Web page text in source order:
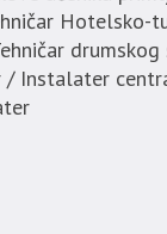
Hotelsko-
Instalater